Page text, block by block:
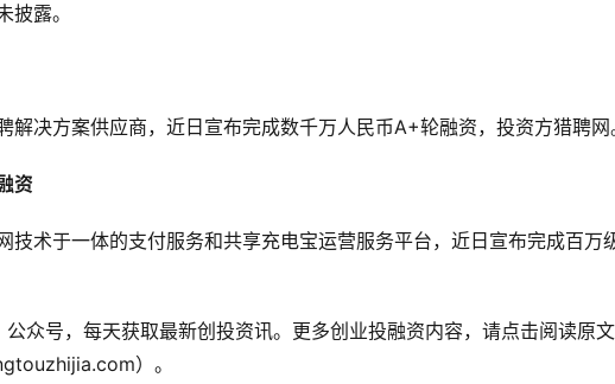
露。
解决方案供应商，近日宣布完成数千万人民币A+轮融资，投资方猎聘网
资
技术于一体的支付服务和共享充电宝运营服务平台，近日宣布完成百万
众号，每天获取最新创投资讯。更多创业投融资内容，请点击阅读原
）。